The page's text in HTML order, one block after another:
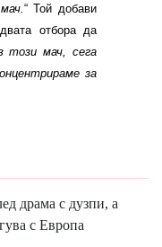
“ Той добави
отбора да
този мач, сега
за
драма с дузпи, а
с Европа